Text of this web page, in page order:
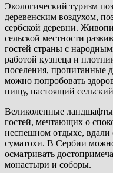
Экологический туризм
деревенским воздухом,
сербской деревни.
сельской местности
гостей страны с
работой кузнеца и
поселения, пропитанные
можно попробовать
пищу, настоящий
Великолепные
гостей, мечтающих о
неспешном отдыхе, вдали
суматохи. В Сербии
осматривать
монастыри и соборы.